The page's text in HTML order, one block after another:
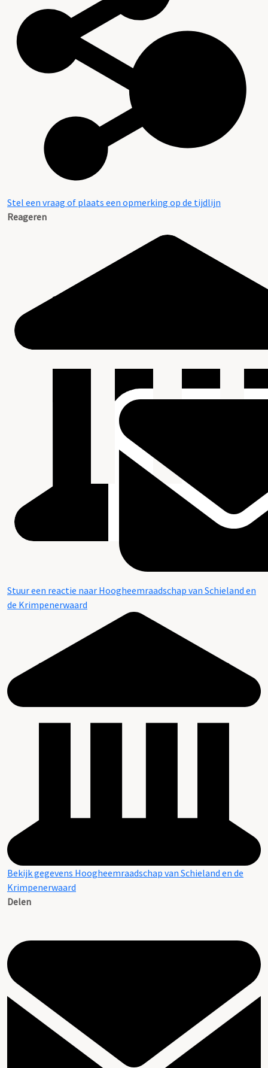
Stel een vraag of plaats een opmerking op de tijdlijn
Reageren
Stuur een reactie naar Hoogheemraadschap van Schieland en
de Krimpenerwaard
Bekijk gegevens Hoogheemraadschap van Schieland en de
Krimpenerwaard
Delen